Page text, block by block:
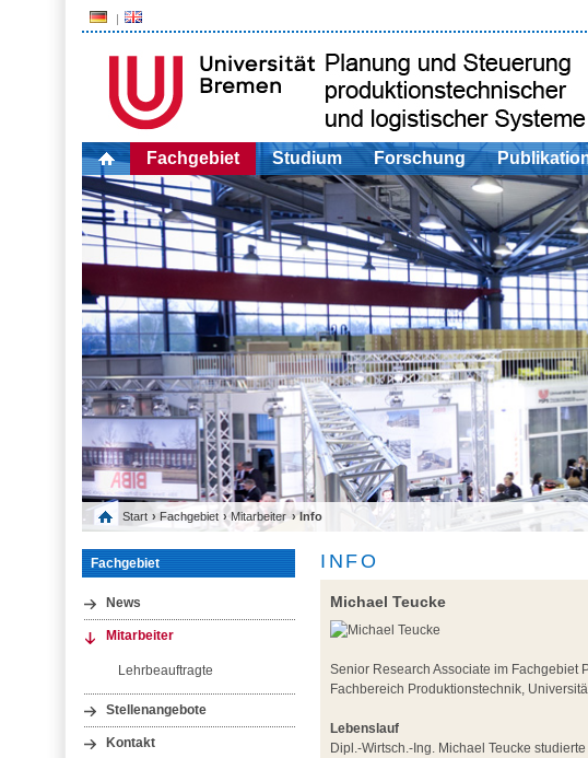
Fachgebiet Studium Forschung
Start › Fachgebiet ›Mitarbeiter › Info
Fachgebiet
News
Mitarbeiter
Lehrbeauftragte
Stellenangebote
Kontakt
INFO
Michael Teucke
Senior Research Associate im Fachgebiet
Fachbereich Produktionstechnik,
Lebenslauf
Dipl.-Wirtsch.-Ing. Michael Teucke